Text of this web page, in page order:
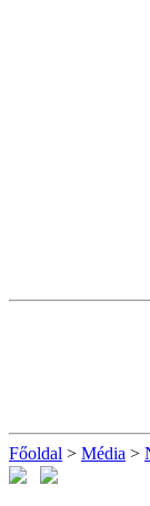
Főoldal > Média >